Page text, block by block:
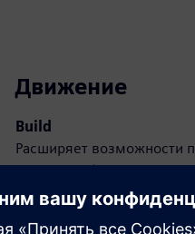
Движение
Build
Расширяет возможности
Xcelerator, формируя
новое решение для
продуктов клиента и